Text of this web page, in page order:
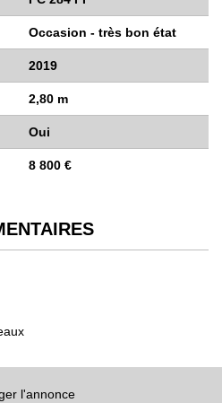
Occasion - très bon état
2019
2,80 m
Oui
8 800 €
l'annonce